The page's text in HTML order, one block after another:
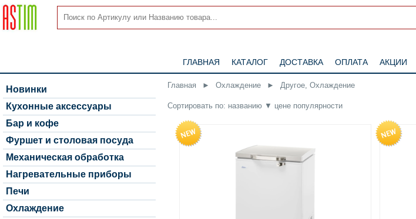
ГЛАВНАЯ КАТАЛОГ ДОСТАВКА ОПЛАТА АКЦИИ
Новинки
Кухонные аксессуары
Бар и кофе
Фуршет и столовая посуда
Механическая обработка
Нагревательные приборы
Печи
Охлаждение
Главная ► Охлаждение ► Другое, Охлаждение
Сортировать по: названию ▼ цене популярности